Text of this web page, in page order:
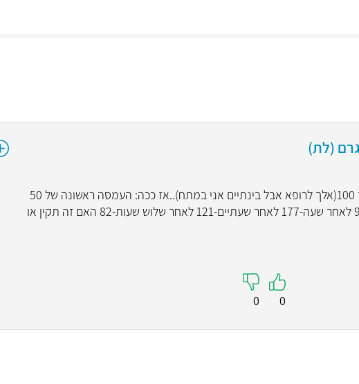
היי,הגיעו תוצאות של העמסת סוכר 100(אלך לרופא אבל בינתיים אני במתח)..אז ככה: העמסה ראשונה של 50
גרם-169 העמסה של 100: בצום-96 לאחר שעה-177 לאחר שעתיים-121 לאחר שלוש שעות-82 האם זה תקין או
0
0